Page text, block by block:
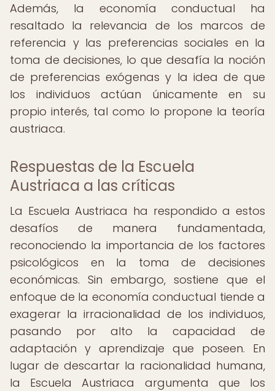
Además, la economía conductual ha
resaltado la relevancia de los marcos de
referencia y las preferencias sociales en la
toma de decisiones, lo que desafía la noción
de preferencias exógenas y la idea de que
los individuos actúan únicamente en su
propio interés, tal como lo propone la teoría
austriaca.
Respuestas de la Escuela
Austriaca a las críticas
La Escuela Austriaca ha respondido a estos
desafíos de manera fundamentada,
reconociendo la importancia de los factores
psicológicos en la toma de decisiones
económicas. Sin embargo, sostiene que el
enfoque de la economía conductual tiende a
exagerar la irracionalidad de los individuos,
pasando por alto la capacidad de
adaptación y aprendizaje que poseen. En
lugar de descartar la racionalidad humana,
la Escuela Austriaca argumenta que los